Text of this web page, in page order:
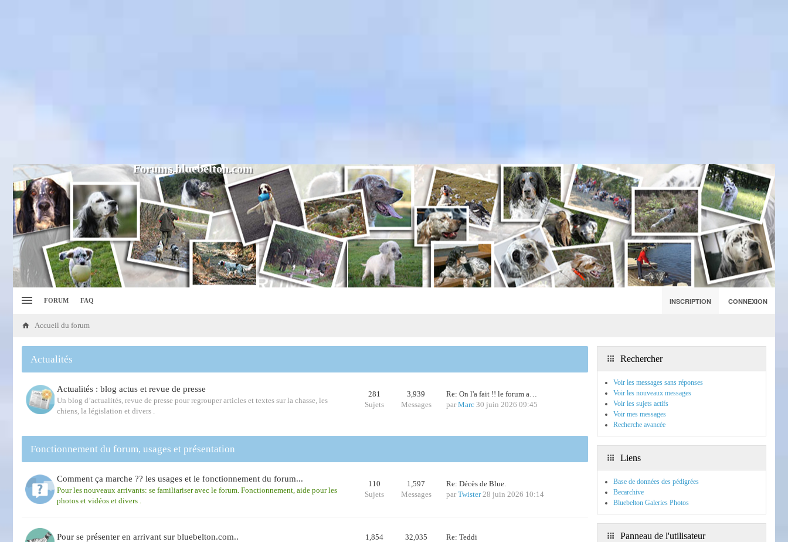
Forums.bluebelton.com
FORUM FAQ INSCRIPTION CONNEXION
Accueil du forum
Actualités
Actualités : blog actus et revue de presse
Un blog d’actualités, revue de presse pour regrouper articles et textes sur la chasse, les
chiens, la législation et divers .
281
Sujets
3,939
Messages
Re: On l'a fait !! le forum a…
par Marc 30 juin 2026 09:45
Fonctionnement du forum, usages et présentation
Comment ça marche ?? les usages et le fonctionnement du forum...
Pour les nouveaux arrivants: se familiariser avec le forum. Fonctionnement, aide pour les
photos et vidéos et divers .
110
Sujets
1,597
Messages
Re: Décès de Blue.
par Twister 28 juin 2026 10:14
Pour se présenter en arrivant sur bluebelton.com..
1,854
32,035
Re: Teddi
Rechercher
Voir les messages sans réponses
Voir les nouveaux messages
Voir les sujets actifs
Voir mes messages
Recherche avancée
Liens
Base de données des pédigrées
Becarchive
Bluebelton Galeries Photos
Panneau de l'utilisateur